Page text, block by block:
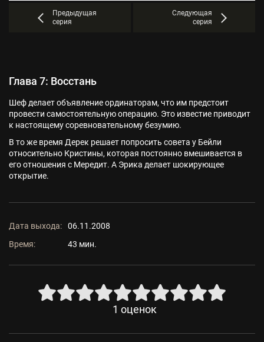
Предыдущая
серия
Следующая
серия
Глава 7: Восстань
Шеф делает объявление ординаторам, что им предстоит
провести самостоятельную операцию. Это известие приводит
к настоящему соревновательному безумию.
В то же время Дерек решает попросить совета у Бейли
относительно Кристины, которая постоянно вмешивается в
его отношения с Мередит. А Эрика делает шокирующее
открытие.
Дата выхода:
06.11.2008
Время:
43 мин.
1 оценок